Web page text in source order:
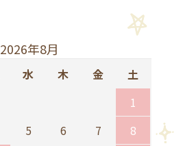
2026年8月
水 木 金
土
1
5 6 7
8